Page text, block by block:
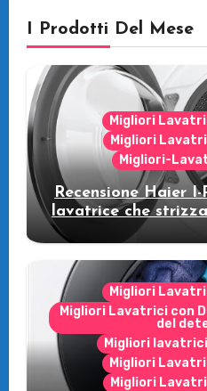
I Prodotti Del Mese
Migliori
Migliori
Migliori-
Recensione Haier
lavatrice che
Migliori
Migliori Lavatrici con
del
Migliori lavatrici
Migliori
Migliori